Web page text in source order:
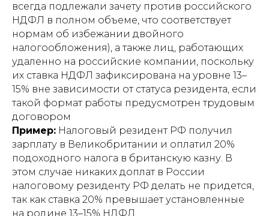
всегда подлежали зачету против российского
НДФЛ в полном объеме, что соответствует
нормам об избежании двойного
налогообложения), а также лиц, работающих
удаленно на российские компании, поскольку
их ставка НДФЛ зафиксирована на уровне 13–
15% вне зависимости от статуса резидента, если
такой формат работы предусмотрен трудовым
договором
Пример: Налоговый резидент РФ получил
зарплату в Великобритании и оплатил 20%
подоходного налога в британскую казну. В
этом случае никаких доплат в России
налоговому резиденту РФ делать не придется,
так как ставка 20% превышает установленные
на родине 13–15% НДФЛ.